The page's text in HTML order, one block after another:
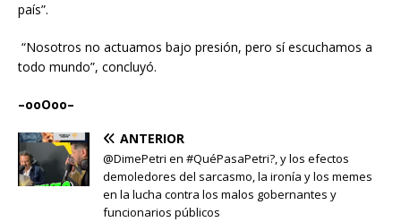
país”.
“Nosotros no actuamos bajo presión, pero sí escuchamos a
todo mundo”, concluyó.
–ooOoo–
ANTERIOR
@DimePetri en #QuéPasaPetri?, y los efectos
demoledores del sarcasmo, la ironía y los memes
en la lucha contra los malos gobernantes y
funcionarios públicos